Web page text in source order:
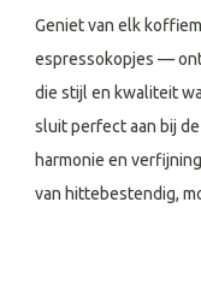
Geniet van elk
espressokopjes —
die stijl en kwaliteit
sluit perfect aan bij
harmonie en
van hittebestendig,